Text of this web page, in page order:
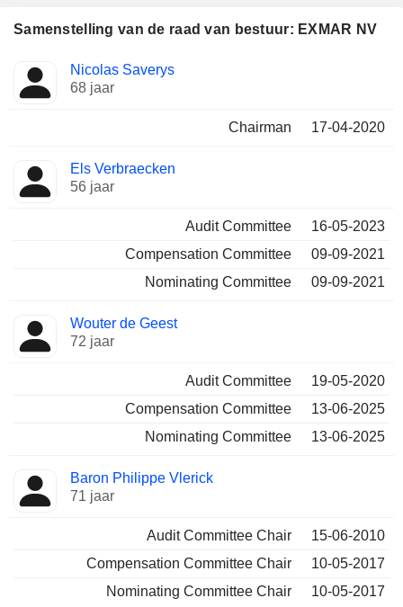
Samenstelling van de raad van bestuur: EXMAR NV
Bestuurder Raden
Nicolas Saverys
68 jaar
Chairman 17-04-2020
Els Verbraecken
56 jaar
Audit Committee
16-05-2023
Compensation Committee
09-09-2021
Nominating Committee
09-09-2021
Wouter de Geest
72 jaar
Audit Committee
19-05-2020
Compensation Committee
13-06-2025
Nominating Committee
13-06-2025
Baron Philippe Vlerick
71 jaar
Audit Committee Chair
15-06-2010
Compensation Committee Chair
10-05-2017
Nominating Committee Chair
10-05-2017